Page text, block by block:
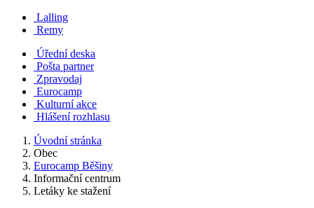
Lalling
Remy
Úřední deska
Pošta partner
Zpravodaj
Eurocamp
Kulturní akce
Hlášení rozhlasu
Úvodní stránka
Obec
Eurocamp Běšiny
Informační centrum
Letáky ke stažení